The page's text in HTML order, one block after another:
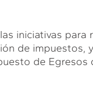
iniciativas para
de impuestos,
de Egresos